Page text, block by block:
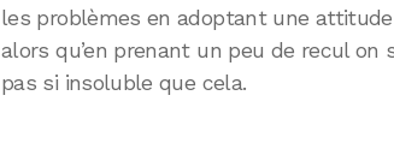
les problèmes en adoptant une
alors qu’en prenant un peu de recul on
pas si insoluble que cela.